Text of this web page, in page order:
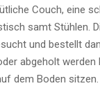
Couch, eine
samt Stühlen.
und bestellt
abgeholt werden
dem Boden